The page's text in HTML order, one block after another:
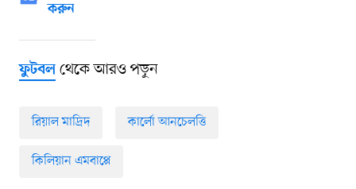
করুন
ফুটবলথেকে আরও পড়ুন
রিয়াল মাদ্রিদ কার্লো আনচেলত্তি
কিলিয়ান এমবাপ্পে